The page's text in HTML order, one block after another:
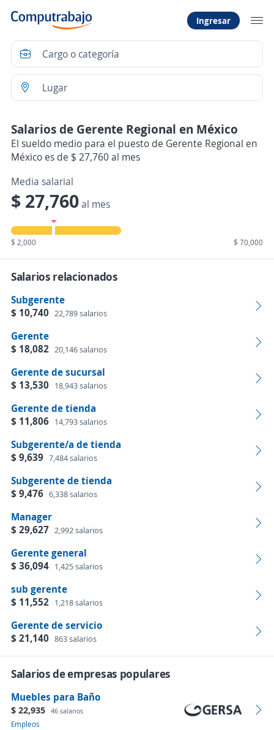
Ingresar
Salarios de Gerente Regional en México
El sueldo medio para el puesto de Gerente Regional en
México es de $ 27,760 al mes
Media salarial
$ 27,760al mes
$ 2,000 $ 70,000
Salarios relacionados
Subgerente
$ 10,740 22,789 salarios
Gerente
$ 18,082 20,146 salarios
Gerente de sucursal
$ 13,530 18,943 salarios
Gerente de tienda
$ 11,806 14,793 salarios
Subgerente/a de tienda
$ 9,639 7,484 salarios
Subgerente de tienda
$ 9,476 6,338 salarios
Manager
$ 29,627 2,992 salarios
Gerente general
$ 36,094 1,425 salarios
sub gerente
$ 11,552 1,218 salarios
Gerente de servicio
$ 21,140 863 salarios
Salarios de empresas populares
Muebles para Baño
$ 22,935 46 salarios
Empleos